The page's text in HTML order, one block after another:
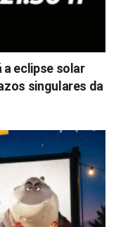
a eclipse solar
singulares da